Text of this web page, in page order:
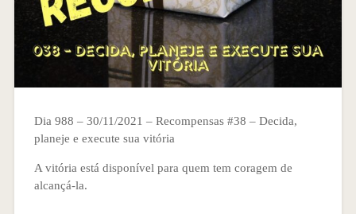
Dia 988 – 30/11/2021 – Recompensas #38 – Decida,
planeje e execute sua vitória
A vitória está disponível para quem tem coragem de
alcançá-la.